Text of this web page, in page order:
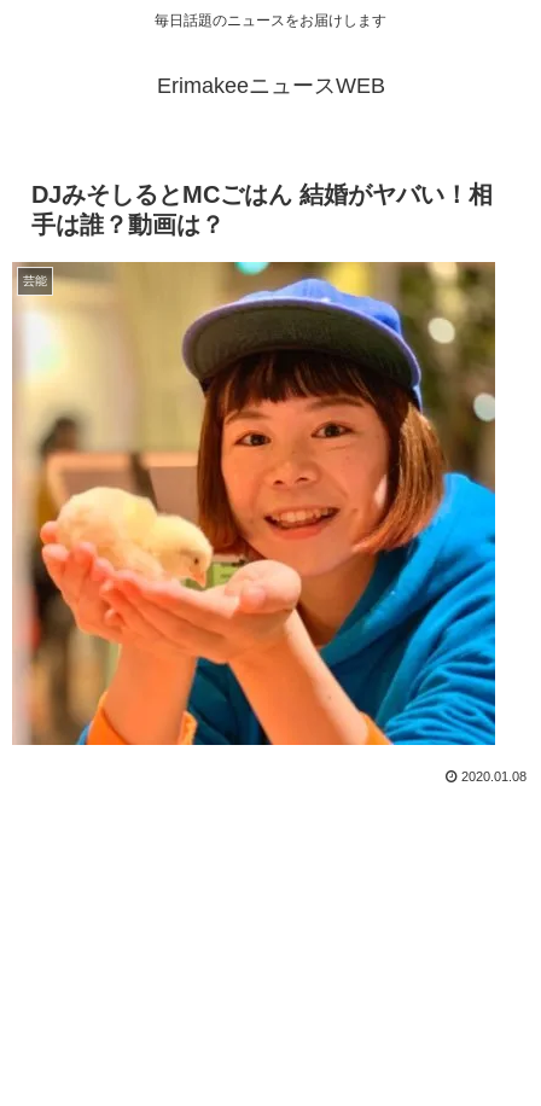
毎日話題のニュースをお届けします
ErimakeeニュースWEB
DJみそしるとMCごはん 結婚がヤバい！相
手は誰？動画は？
芸能
2020.01.08